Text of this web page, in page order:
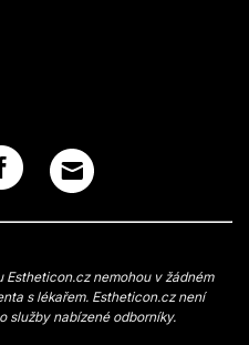
nemohou v žádném
s lékařem. Estheticon.cz není
služby nabízené odborníky.